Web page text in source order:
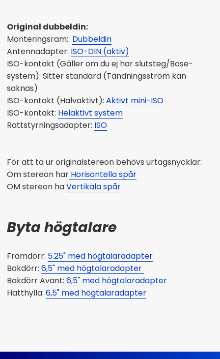
Original dubbeldin:
Monteringsram: Dubbeldin
Antennadapter: ISO-DIN (aktiv)
ISO-kontakt (Gäller om du ej har slutsteg/Bose-
system): Sitter standard (Tändningsström kan
saknas)
ISO-kontakt (Halvaktivt): Aktivt mini-ISO
ISO-kontakt: Helaktivt system
Rattstyrningsadapter: ISO
För att ta ur originalstereon behövs urtagsnycklar:
Om stereon har Horisontella spår
OM stereon haVertikala spår
Byta högtalare
Framdörr: 5.25" med högtalaradapter
Bakdörr: 6,5" med högtalaradapter
Bakdörr Avant: 6,5" med högtalaradapter
Hatthylla: 6,5" med högtalaradapter